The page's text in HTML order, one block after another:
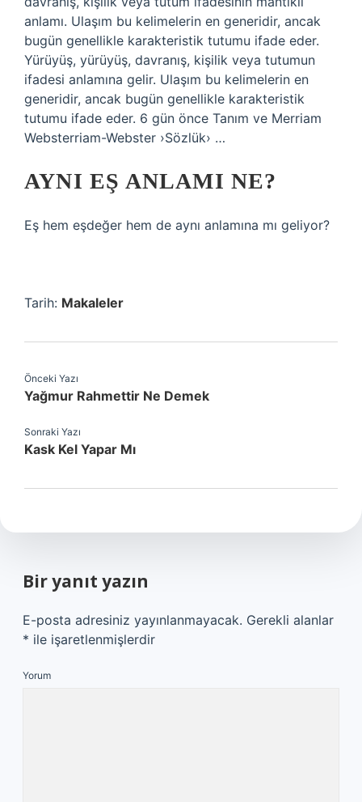
anlamı. Ulaşım bu kelimelerin en generidir, ancak
bugün genellikle karakteristik tutumu ifade eder.
Yürüyüş, yürüyüş, davranış, kişilik veya tutumun
ifadesi anlamına gelir. Ulaşım bu kelimelerin en
generidir, ancak bugün genellikle karakteristik
tutumu ifade eder. 6 gün önce Tanım ve Merriam
Websterriam-Webster ›Sözlük› …
AYNI EŞ ANLAMI NE?
Eş hem eşdeğer hem de aynı anlamına mı geliyor?
Tarih: Makaleler
Önceki Yazı
Yağmur Rahmettir Ne Demek
Sonraki Yazı
Kask Kel Yapar Mı
Bir yanıt yazın
E-posta adresiniz yayınlanmayacak. Gerekli alanlar
* ile işaretlenmişlerdir
Yorum